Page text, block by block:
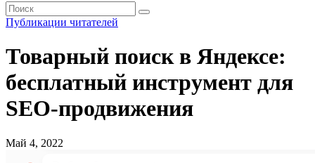
Публикации читателей
Товарный поиск в Яндексе:
бесплатный инструмент для
SEO-продвижения
Май 4, 2022